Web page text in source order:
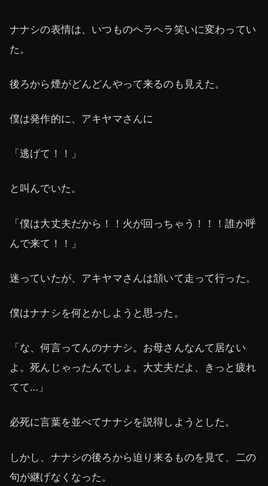
ナナシの表情は、いつものヘラヘラ笑いに変わってい
た。
後ろから煙がどんどんやって来るのも見えた。
僕は発作的に、アキヤマさんに
「逃げて！！」
と叫んでいた。
「僕は大丈夫だから！！火が回っちゃう！！！誰か呼
んで来て！！」
迷っていたが、アキヤマさんは頷いて走って行った。
僕はナナシを何とかしようと思った。
「な、何言ってんのナナシ。お母さんなんて居ない
よ。死んじゃったんでしょ。大丈夫だよ、きっと疲れ
てて…」
必死に言葉を並べてナナシを説得しようとした。
しかし、ナナシの後ろから迫り来るものを見て、二の
句が継げなくなった。